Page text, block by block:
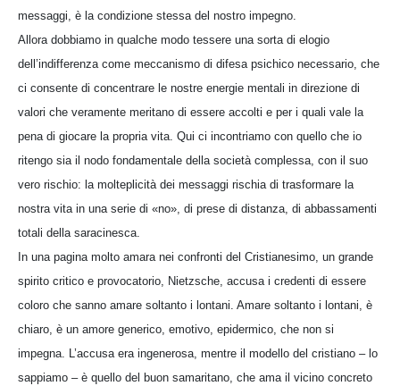
messaggi, è la condizione stessa del nostro impegno.
Allora dobbiamo in qualche modo tessere una sorta di elogio
dell’indifferenza come meccanismo di difesa psichico necessario, che
ci consente di concentrare le nostre energie mentali in direzione di
valori che veramente meritano di essere accolti e per i quali vale la
pena di giocare la propria vita. Qui ci incontriamo con quello che io
ritengo sia il nodo fondamentale della società complessa, con il suo
vero rischio: la molteplicità dei messaggi rischia di trasformare la
nostra vita in una serie di «no», di prese di distanza, di abbassamenti
totali della saracinesca.
In una pagina molto amara nei confronti del Cristianesimo, un grande
spirito critico e provocatorio, Nietzsche, accusa i credenti di essere
coloro che sanno amare soltanto i lontani. Amare soltanto i lontani, è
chiaro, è un amore generico, emotivo, epidermico, che non si
impegna. L’accusa era ingenerosa, mentre il modello del cristiano – lo
sappiamo – è quello del buon samaritano, che ama il vicino concreto